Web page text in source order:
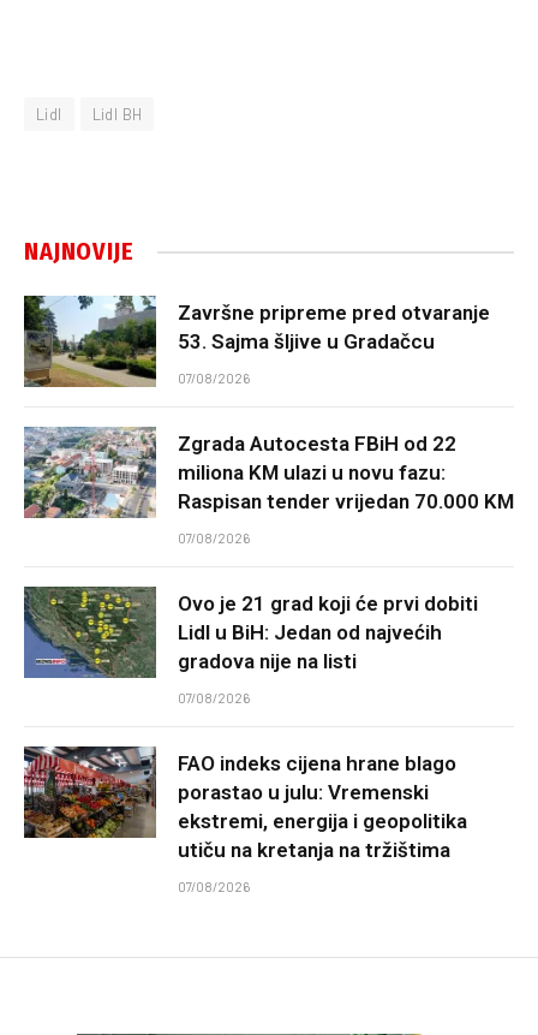
Lidl Lidl BH
NAJNOVIJE
Završne pripreme pred otvaranje
53. Sajma šljive u Gradačcu
07/08/2026
Zgrada Autocesta FBiH od 22
miliona KM ulazi u novu fazu:
Raspisan tender vrijedan 70.000 KM
07/08/2026
Ovo je 21 grad koji će prvi dobiti
Lidl u BiH: Jedan od najvećih
gradova nije na listi
07/08/2026
FAO indeks cijena hrane blago
porastao u julu: Vremenski
ekstremi, energija i geopolitika
utiču na kretanja na tržištima
07/08/2026